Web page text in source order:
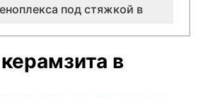
под стяжкой в
в кровле в